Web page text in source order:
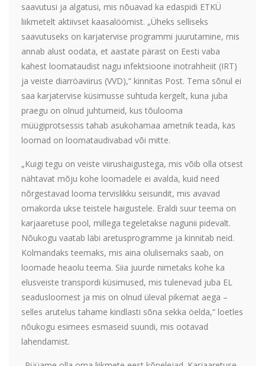
saavutusi ja algatusi, mis nõuavad ka edaspidi ETKÜ
liikmetelt aktiivset kaasalöömist. „Üheks selliseks
saavutuseks on karjatervise programmi juurutamine, mis
annab alust oodata, et aastate pärast on Eesti vaba
kahest loomataudist nagu infektsioone inotrahheiit (IRT)
ja veiste diarröaviirus (VVD),“ kinnitas Post. Tema sõnul ei
saa karjatervise küsimusse suhtuda kergelt, kuna juba
praegu on olnud juhtumeid, kus tõulooma
müügiprotsessis tahab asukohamaa ametnik teada, kas
loomad on loomataudivabad või mitte.
„Kuigi tegu on veiste viirushaigustega, mis võib olla otsest
nähtavat mõju kohe loomadele ei avalda, kuid need
nõrgestavad looma tervislikku seisundit, mis avavad
omakorda ukse teistele haigustele. Eraldi suur teema on
karjaaretuse pool, millega tegeletakse nagunii pidevalt.
Nõukogu vaatab läbi aretusprogramme ja kinnitab neid.
Kolmandaks teemaks, mis aina olulisemaks saab, on
loomade heaolu teema. Siia juurde nimetaks kohe ka
elusveiste transpordi küsimused, mis tulenevad juba EL
seadusloomest ja mis on olnud üleval pikemat aega –
selles arutelus tahame kindlasti sõna sekka öelda,“ loetles
nõukogu esimees esmaseid suundi, mis ootavad
lahendamist.